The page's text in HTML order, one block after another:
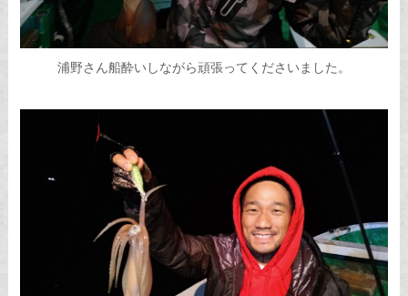
浦野さん船酔いしながら頑張ってくださいました。